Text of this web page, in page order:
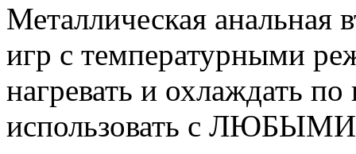
Металлическая анальная
игр с температурными
нагревать и охлаждать
использовать с ЛЮБЫМИ